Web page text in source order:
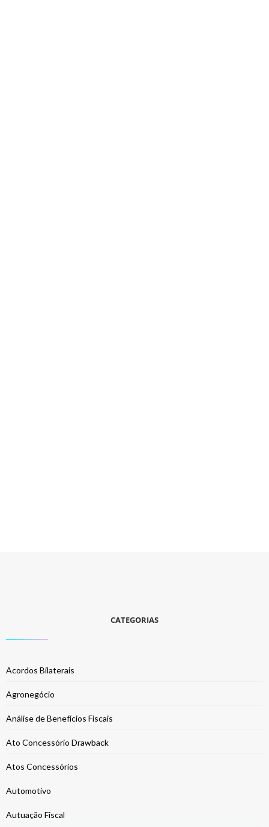
CATEGORIAS
Acordos Bilaterais
Agronegócio
Análise de Benefícios Fiscais
Ato Concessório Drawback
Atos Concessórios
Automotivo
Autuação Fiscal